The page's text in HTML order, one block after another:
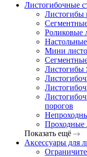
Листогибочные
Листогибы
Роликовые
Мини
Листогибы
порогов
Проходные
Показать ещё
Аксессуары для